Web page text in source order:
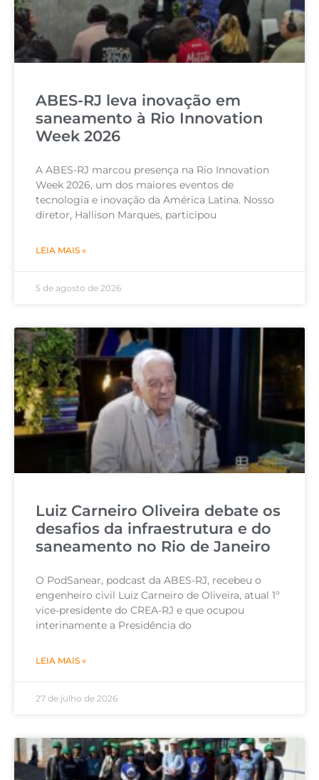
ABES-RJ leva inovação em
saneamento à Rio Innovation
Week 2026
A ABES-RJ marcou presença na Rio Innovation
Week 2026, um dos maiores eventos de
tecnologia e inovação da América Latina. Nosso
diretor, Hallison Marques, participou
LEIA MAIS »
5 de agosto de 2026
Luiz Carneiro Oliveira debate os
desafios da infraestrutura e do
saneamento no Rio de Janeiro
O PodSanear, podcast da ABES-RJ, recebeu o
engenheiro civil Luiz Carneiro de Oliveira, atual 1º
vice-presidente do CREA-RJ e que ocupou
interinamente a Presidência do
LEIA MAIS »
27 de julho de 2026